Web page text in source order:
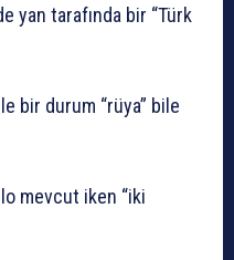
yan tarafında bir “Türk
bir durum “rüya” bile
mevcut iken “iki